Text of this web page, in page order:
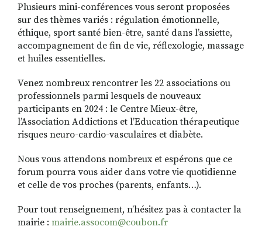
Plusieurs mini-conférences vous seront proposées
sur des thèmes variés : régulation émotionnelle,
éthique, sport santé bien-être, santé dans l’assiette,
accompagnement de fin de vie, réflexologie, massage
et huiles essentielles.
Venez nombreux rencontrer les 22 associations ou
professionnels parmi lesquels de nouveaux
participants en 2024 : le Centre Mieux-être,
l’Association Addictions et l’Education thérapeutique
risques neuro-cardio-vasculaires et diabète.
Nous vous attendons nombreux et espérons que ce
forum pourra vous aider dans votre vie quotidienne
et celle de vos proches (parents, enfants…).
Pour tout renseignement, n’hésitez pas à contacter la
mairie : mairie.assocom@coubon.fr